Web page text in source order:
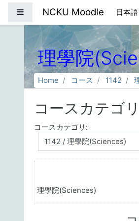
サイドパネル
NCKU Moodle 日本
理學院
Home コース 1142
コースカテゴリ
コースカテゴリ:
理學院(Sciences)